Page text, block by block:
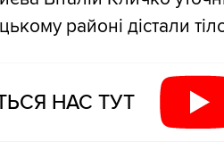
районі дістали
НАС ТУТ